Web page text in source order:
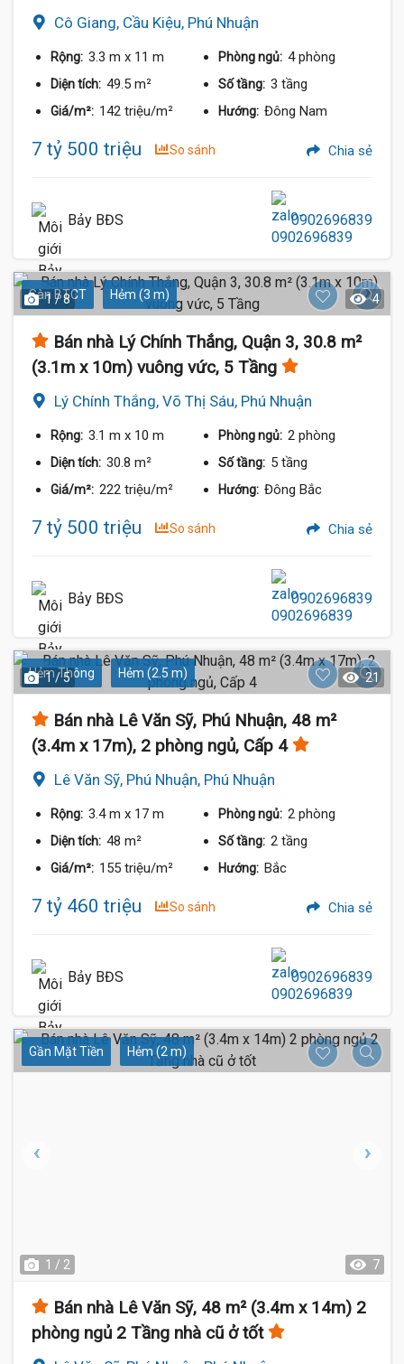
Cô Giang, Cầu Kiệu, Phú Nhuận
Rộng: 3.3 m x 11 m Phòng ngủ: 4 phòng
Diện tích: 49.5 m² Số tầng: 3 tầng
Giá/m²: 142 triệu/m² Hướng: Đông Nam
7 tỷ 500 triệu So sánh Chia sẻ
Bảy BĐS 0902696839
Sàn BTCT Hẻm (3 m)
1 / 8 4
Bán nhà Lý Chính Thắng, Quận 3, 30.8 m²
(3.1m x 10m) vuông vức, 5 Tầng
Lý Chính Thắng, Võ Thị Sáu, Phú Nhuận
Rộng: 3.1 m x 10 m Phòng ngủ: 2 phòng
Diện tích: 30.8 m² Số tầng: 5 tầng
Giá/m²: 222 triệu/m² Hướng: Đông Bắc
7 tỷ 500 triệu So sánh Chia sẻ
Bảy BĐS 0902696839
Hẻm Thông Hẻm (2.5 m)
1 / 5 21
Bán nhà Lê Văn Sỹ, Phú Nhuận, 48 m²
(3.4m x 17m), 2 phòng ngủ, Cấp 4
Lê Văn Sỹ, Phú Nhuận, Phú Nhuận
Rộng: 3.4 m x 17 m Phòng ngủ: 2 phòng
Diện tích: 48 m² Số tầng: 2 tầng
Giá/m²: 155 triệu/m² Hướng: Bắc
7 tỷ 460 triệu So sánh Chia sẻ
Bảy BĐS 0902696839
Gần Mặt Tiền Hẻm (2 m)
1 / 2 7
Bán nhà Lê Văn Sỹ, 48 m² (3.4m x 14m) 2
phòng ngủ 2 Tầng nhà cũ ở tốt